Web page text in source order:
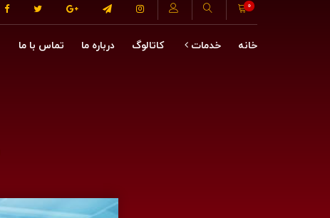
0
خانه خدمات کاتالوگ درباره ما تماس با ما